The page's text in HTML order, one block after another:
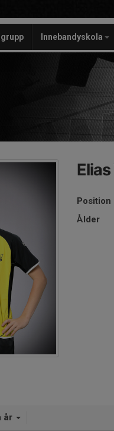
Innebandyskola
Position
Ålder
år